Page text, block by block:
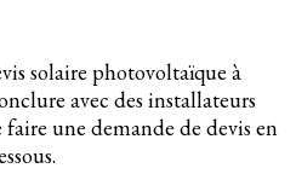
solaire photovoltaïque à
avec des installateurs
faire une demande de devis en